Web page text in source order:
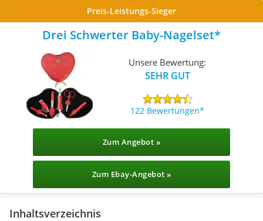
Preis-Leistungs-Sieger
Drei Schwerter Baby-Nagelset
Unsere Bewertung:
SEHR GUT
122 Bewertungen
Zum Angebot »
Zum Ebay-Angebot »
Inhaltsverzeichnis